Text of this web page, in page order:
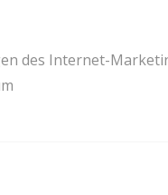
des Internet-